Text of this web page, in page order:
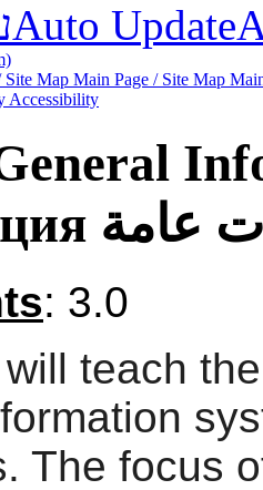
Auto Update
Site Map Main Page / Site Map
Accessibility
عامة
: 3.0
teach
The focus